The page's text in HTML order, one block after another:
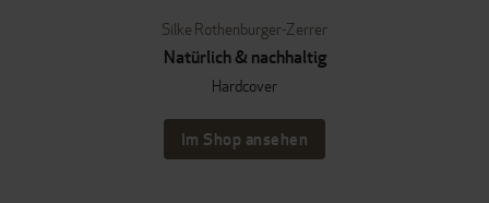
Silke Rothenburger-Zerrer
Natürlich & nachhaltig
Hardcover
Im Shop ansehen